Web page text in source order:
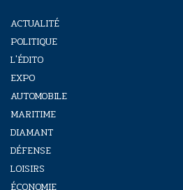
ACTUALITÉ
POLITIQUE
L'ÉDITO
EXPO
AUTOMOBILE
MARITIME
DIAMANT
DÉFENSE
LOISIRS
ÉCONOMIE